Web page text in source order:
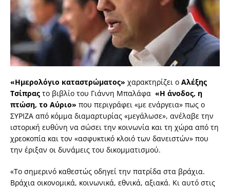
«Ημερολόγιο καταστρώματος» χαρακτηρίζει ο Αλέξης
Τσίπρας το βιβλίο του Γιάννη Μπαλάφα «Η άνοδος, η
πτώση, το Αύριο» που περιγράφει «με ενάργεια» πως ο
ΣΥΡΙΖΑ από κόμμα διαμαρτυρίας «μεγάλωσε», ανέλαβε την
ιστορική ευθύνη να σώσει την κοινωνία και τη χώρα από τη
χρεοκοπία και τον «ασφυκτικό κλοιό των δανειστών» που
την έριξαν οι δυνάμεις του δικομματισμού.
«Το σημερινό καθεστώς οδηγεί την πατρίδα στα βράχια.
Βράχια οικονομικά, κοινωνικά, εθνικά, αξιακά. Κι αυτό στις